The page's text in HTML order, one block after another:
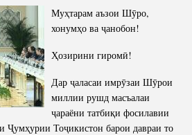
Муҳтарам аъзои Шӯро,
хонумҳо ва ҷанобон!
Ҳозирини гиромӣ!
Дар ҷаласаи имрӯзаи Шӯрои
миллии рушд масъалаи
ҷараёни татбиқи фосилавии
Ҷумҳурии Тоҷикистон барои давраи то